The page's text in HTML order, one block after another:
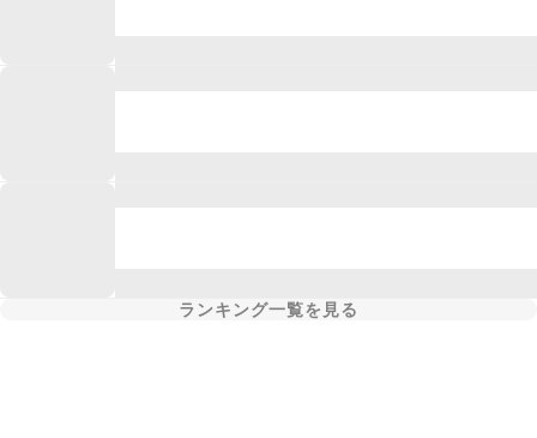
ランキング一覧を見る